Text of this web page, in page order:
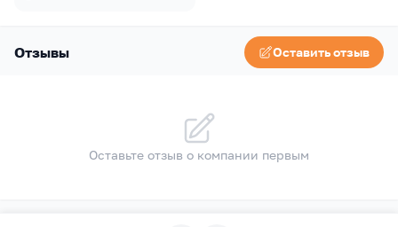
Отзывы Оставить отзыв
Оставьте отзыв о компании первым